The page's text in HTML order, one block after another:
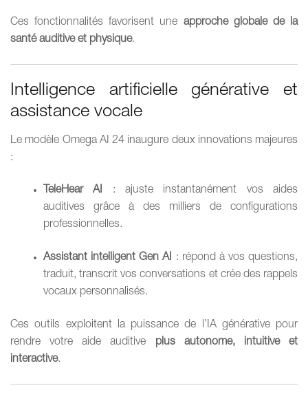
Ces fonctionnalités favorisent une approche globale de la
santé auditive et physique.
Intelligence artificielle générative et
assistance vocale
Le modèle Omega AI 24 inaugure deux innovations majeures
:
TeleHear AI : ajuste instantanément vos aides
auditives grâce à des milliers de configurations
professionnelles.
Assistant intelligent Gen AI : répond à vos questions,
traduit, transcrit vos conversations et crée des rappels
vocaux personnalisés.
Ces outils exploitent la puissance de l’IA générative pour
rendre votre aide auditive
plus autonome, intuitive et
interactive.